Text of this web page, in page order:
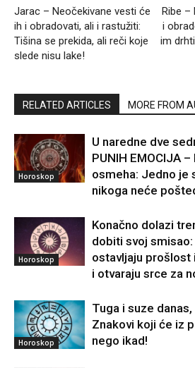
Jarac – Neočekivane vesti će
ih i obradovati, ali i rastužiti:
Tišina se prekida, ali reči koje
slede nisu lake!
Ribe –
i
im
RELATED ARTICLES MORE FROM
Horoskop
U naredne dve
PUNIH EMOCIJA
osmeha: Jedno je
nikoga neće
Horoskop
Konačno dolazi
dobiti svoj smisao:
ostavljaju prošlost
i otvaraju srce za
Horoskop
Tuga i suze
Znakovi koji će iz
nego ikad!